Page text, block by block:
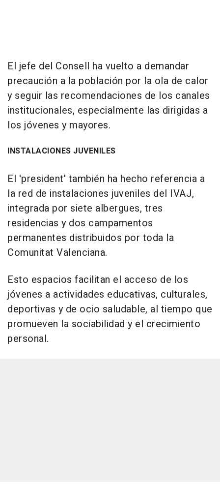
El jefe del Consell ha vuelto a demandar
precaución a la población por la ola de calor
y seguir las recomendaciones de los canales
institucionales, especialmente las dirigidas a
los jóvenes y mayores.
INSTALACIONES JUVENILES
El 'president' también ha hecho referencia a
la red de instalaciones juveniles del IVAJ,
integrada por siete albergues, tres
residencias y dos campamentos
permanentes distribuidos por toda la
Comunitat Valenciana.
Esto espacios facilitan el acceso de los
jóvenes a actividades educativas, culturales,
deportivas y de ocio saludable, al tiempo que
promueven la sociabilidad y el crecimiento
personal.